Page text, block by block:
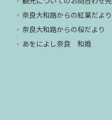
奈良大和路からの紅葉だより
奈良大和路からの桜だより
あをによし奈良 和婚